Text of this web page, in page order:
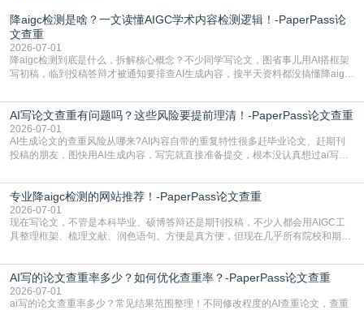
降aigc检测是啥？一文读懂AIGC学术内容检测逻辑！-PaperPass论
文查重
2026-07-01
降aigc检测到底是什么，拆解核心概念？不少同学写论文，图省事儿用AI搭框架
写初稿，临到投稿答辩才被通知要排查AI生成内容，搜半天资料都没搞懂降aigc
怕是已经入行的科研人员，不少人也搞不清降aigc检测是啥，对相关要求摸不
准。其实，降aigc检测是伴随AIGC工具在学术领域普及诞生的新需求，核心是为
了满足现在高校、期刊对AI生
AI写论文查重有问题吗？这些风险要提前理清！-PaperPass论文查重
2026-07-01
AI生成论文的查重风险从哪来?AI内容自带的重复特性很多赶毕业论文、赶期刊
投稿的朋友，图快用AI生成内容，写完就直接准备提交，根本没认真想过ai写论
自带不可忽视的查重风险。AI训练依赖海量公开的文本数据，生成内容本质是基
于训练数据的概率拼接，不是从零开始的原创创作。生成过程中，很容易复用已
有的高频公共表述，甚至直接拼接已经公开
专业降aigc检测的网站推荐！-PaperPass论文查重
2026-07-01
现在写论文，不管是本科毕业、硕博答辩还是期刊投稿，不少人都会用AIGC工
具整理框架、梳理文献、润色语句。方便是真方便，但现在几乎所有院校和期刊
五遍还是过不了预检测的大有人在，这时候，找到靠谱的降AIGC检测率的网
站，就能少走好多弯路。PaperPass：守护学术原创性的智能伙伴AIGC生成内
容的学术合规痛点去年帮一个本科师弟改
AI写的论文查重率多少？如何优化查重率？-PaperPass论文查重
2026-07-01
ai写的论文查重率多少？常见结果范围整理！不同修改程度的AI查重论文，查重